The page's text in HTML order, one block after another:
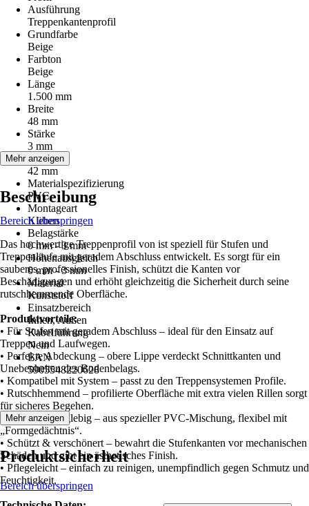
Ausführung
Treppenkantenprofil
Grundfarbe
Beige
Farbton
Beige
Länge
1.500 mm
Breite
48 mm
Stärke
3 mm
Höhe
42 mm
Materialspezifizierung
PVC
Montageart
Kleben
Belagstärke
0 mm - 3 mm
Höhenausgleich
0 mm - 3 mm
Material
Kunststoff
Einsatzbereich
Innen, Außen
Kabelführung
Nein
EAN
5905548220628
Mehr anzeigen
Beschreibung
Bereich überspringen
Das hochwertige Treppenprofil von ist speziell für Stufen und
Treppenläufe mit geradem Abschluss entwickelt. Es sorgt für ein
sauberes, professionelles Finish, schützt die Kanten vor
Beschädigungen und erhöht gleichzeitig die Sicherheit durch seine
rutschhemmende Oberfläche.
Produktvorteile:
• Für Stufen mit geradem Abschluss – ideal für den Einsatz auf
Treppen und Laufwegen.
• Perfekte Abdeckung – obere Lippe verdeckt Schnittkanten und
Unebenheiten des Bodenbelags.
• Kompatibel mit System – passt zu den Treppensystemen Profile.
• Rutschhemmend – profilierte Oberfläche mit extra vielen Rillen sorgt
für sicheres Begehen.
• Robust & langlebig – aus spezieller PVC-Mischung, flexibel mit
„Formgedächtnis“.
• Schützt & verschönert – bewahrt die Stufenkanten vor mechanischen
Schäden und gibt ein ästhetisches Finish.
• Pflegeleicht – einfach zu reinigen, unempfindlich gegen Schmutz und
Feuchtigkeit.
Mehr anzeigen
Produktsicherheit
Bereich überspringen